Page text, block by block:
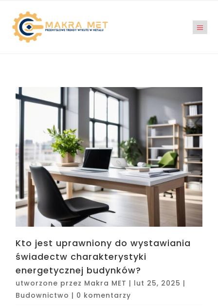
Kto jest uprawniony do wystawiania
świadectw charakterystyki
energetycznej budynków?
utworzone przez Makra MET | lut 25, 2025 |
Budownictwo | 0 komentarzy